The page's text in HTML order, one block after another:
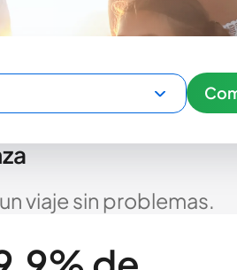
viaje sin problemas.